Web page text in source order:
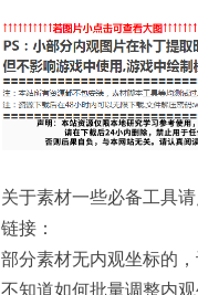
关于素材一些必备工具
链接：
部分素材无内观坐标的
不知道如何批量调整内